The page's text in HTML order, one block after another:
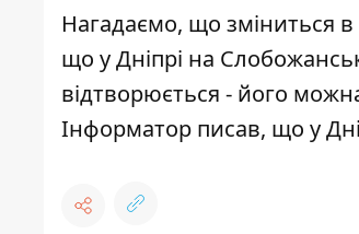
Нагадаємо, що зміниться в
що у Дніпрі на
відтворюється - його
Інформатор писав, що у